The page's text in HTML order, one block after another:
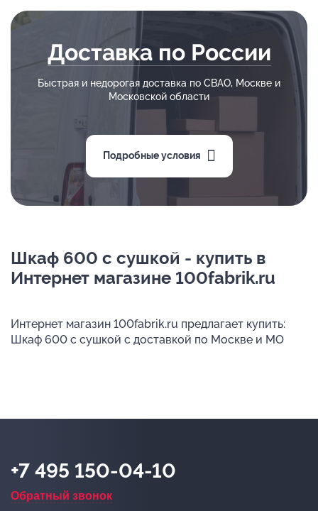
Доставка по России
Быстрая и недорогая доставка по СВАО, Москве и
Московской области
Подробные условия
Шкаф 600 с сушкой - купить в
Интернет магазине 100fabrik.ru
Интернет магазин 100fabrik.ru предлагает купить:
Шкаф 600 с сушкой с доставкой по Москве и МО
+7 495 150-04-10
Обратный звонок